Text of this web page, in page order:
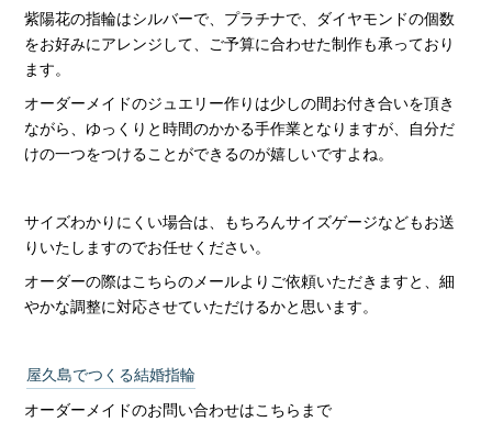
紫陽花の指輪はシルバーで、プラチナで、ダイヤモンドの個数
をお好みにアレンジして、ご予算に合わせた制作も承っており
ます。
オーダーメイドのジュエリー作りは少しの間お付き合いを頂き
ながら、ゆっくりと時間のかかる手作業となりますが、自分だ
けの一つをつけることができるのが嬉しいですよね。
サイズわかりにくい場合は、もちろんサイズゲージなどもお送
りいたしますのでお任せください。
オーダーの際はこちらのメールよりご依頼いただきますと、細
やかな調整に対応させていただけるかと思います。
屋久島でつくる結婚指輪
オーダーメイドのお問い合わせはこちらまで